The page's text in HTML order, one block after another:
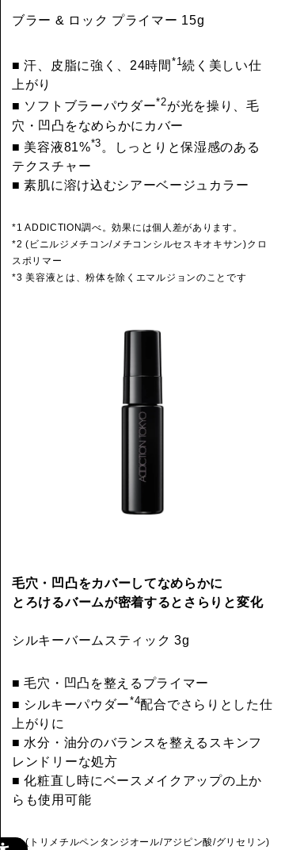
ブラー & ロック プライマー 15g
■ 汗、皮脂に強く、24時間 *1続く美しい仕
上がり
■ ソフトブラーパウダー*2が光を操り、毛
穴・凹凸をなめらかにカバー
■ 美容液81%*3 。しっとりと保湿感のある
テクスチャー
■ 素肌に溶け込むシアーベージュカラー
*1 ADDICTION調べ。効果には個人差があります。
*2 (ビニルジメチコン/メチコンシルセスキオキサン)クロ
スポリマー
*3 美容液とは、粉体を除くエマルジョンのことです
毛穴・凹凸をカバーしてなめらかに
とろけるバームが密着するとさらりと変化
シルキーバームスティック 3g
■ 毛穴・凹凸を整えるプライマー
■ シルキーパウダー*4配合でさらりとした仕
上がりに
■ 水分・油分のバランスを整えるスキンフ
レンドリーな処方
■ 化粧直し時にベースメイクアップの上か
らも使用可能
*4 (トリメチルペンタンジオール/アジピン酸/グリセリン)